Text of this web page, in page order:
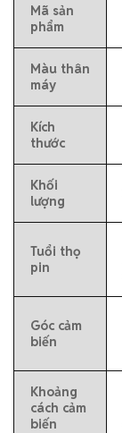
Mã sản
phẩm
Màu thân
máy
Kích
thước
Khối
lượng
Tuổi thọ
pin
Góc cảm
biến
Khoảng
cách cảm
biến